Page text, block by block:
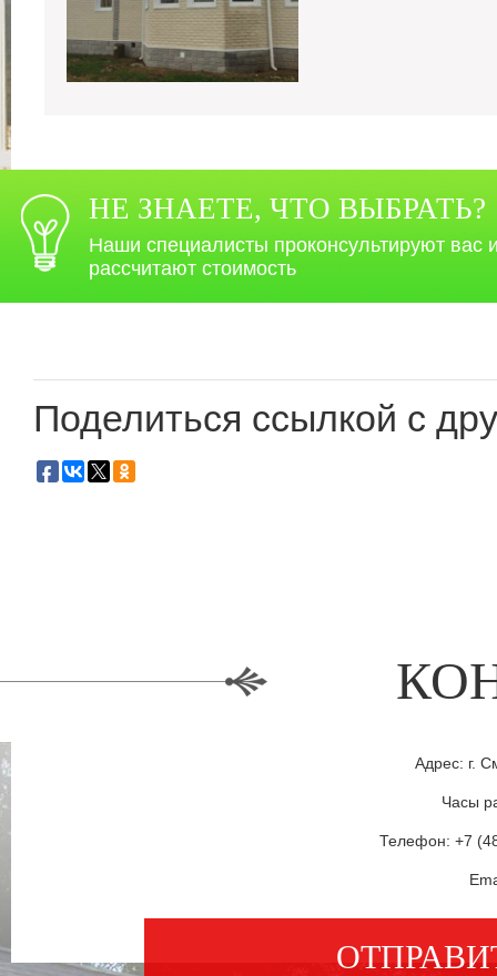
НЕ ЗНАЕТЕ, ЧТО ВЫБРАТЬ?
Наши специалисты проконсультируют вас
рассчитают стоимость
Поделиться ссылкой с
Адрес: г.
Часы
Телефон: +7